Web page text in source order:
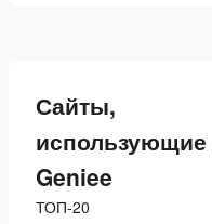
Сайты,
использующие
Geniee
ТОП-20